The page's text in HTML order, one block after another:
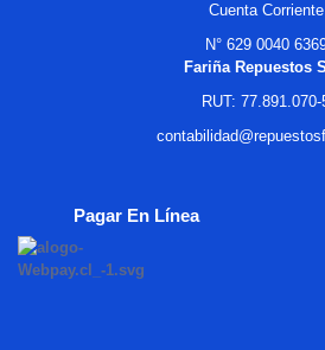
Cuenta Corriente
N° 629 0040
Fariña Repuestos
RUT: 77.891.070-
Pagar En Línea